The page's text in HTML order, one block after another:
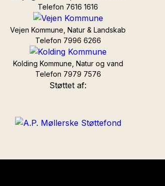
Telefon 7616 1616
Vejen Kommune, Natur & Landskab
Telefon 7996 6266
Kolding Kommune, Natur og vand
Telefon 7979 7576
Støttet af: